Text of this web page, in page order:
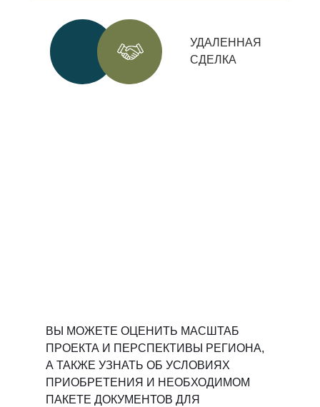
УДАЛЕННАЯ
СДЕЛКА
ВЫ МОЖЕТЕ ОЦЕНИТЬ МАСШТАБ
ПРОЕКТА И ПЕРСПЕКТИВЫ РЕГИОНА,
А ТАКЖЕ УЗНАТЬ ОБ УСЛОВИЯХ
ПРИОБРЕТЕНИЯ И НЕОБХОДИМОМ
ПАКЕТЕ ДОКУМЕНТОВ ДЛЯ